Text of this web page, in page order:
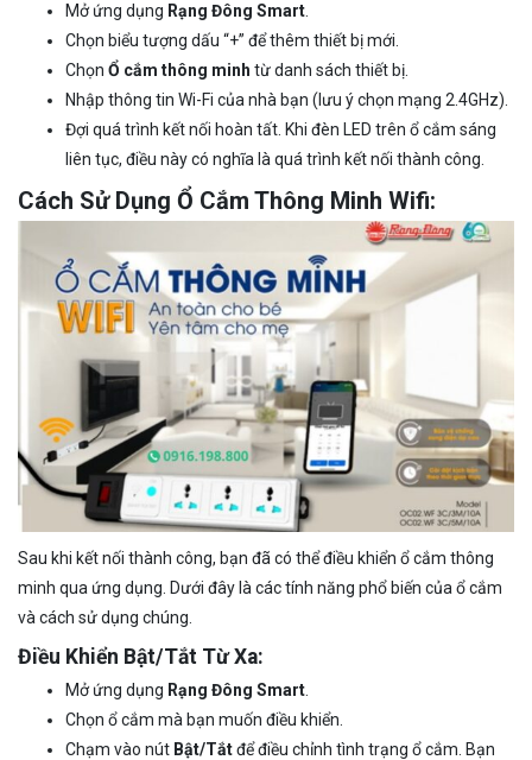
Mở ứng dụng Rạng Đông Smart.
Chọn biểu tượng dấu “+” để thêm thiết bị mới.
Chọn Ổ cắm thông minh từ danh sách thiết bị.
Nhập thông tin Wi-Fi của nhà bạn (lưu ý chọn mạng 2.4GHz).
Đợi quá trình kết nối hoàn tất. Khi đèn LED trên ổ cắm sáng
liên tục, điều này có nghĩa là quá trình kết nối thành công.
Cách Sử Dụng Ổ Cắm Thông Minh Wifi:
Sau khi kết nối thành công, bạn đã có thể điều khiển ổ cắm thông
minh qua ứng dụng. Dưới đây là các tính năng phổ biến của ổ cắm
và cách sử dụng chúng.
Điều Khiển Bật/Tắt Từ Xa:
Mở ứng dụng Rạng Đông Smart
Chọn ổ cắm mà bạn muốn điều khiển.
Chạm vào nút Bật/Tắtđể điều chỉnh tình trạng ổ cắm. Bạn